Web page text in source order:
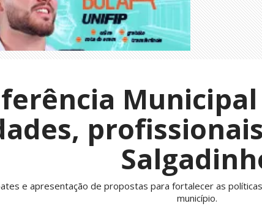
e apresentação de propostas para fortalecer as
município.